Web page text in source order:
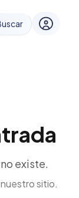
existe.
sitio.